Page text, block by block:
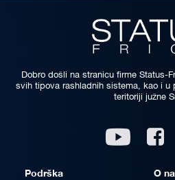
Dobro došli na stranicu firme Status-
svih tipova rashladnih sistema, kao i u
teritoriji južne
Youtube
Podrška O